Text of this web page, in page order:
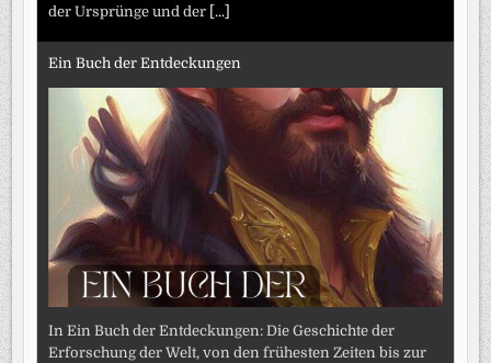
der Ursprünge und der [...]
Ein Buch der Entdeckungen
In Ein Buch der Entdeckungen: Die Geschichte der
Erforschung der Welt, von den frühesten Zeiten bis zur